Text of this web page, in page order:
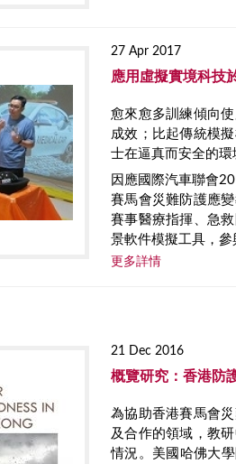
27 Apr 2017
應用虛擬實境科技
愈來愈多訓練傾向
成效；比起傳統模
士在逼真而安全的環
因應國際汽車聯會
賽馬會災難防護應
賽事醫療指揮、急
景軟件模擬工具，參
更多詳情
21 Dec 2016
概覽研究：香港防
為協助香港賽馬會
及合作的領域，教
情況。美國哈佛大